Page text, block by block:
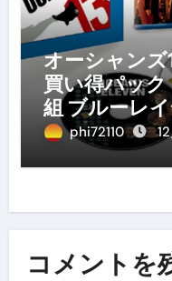
オーシャンズ
買い得パック
組 ブルーレ
phi72110
コメントを